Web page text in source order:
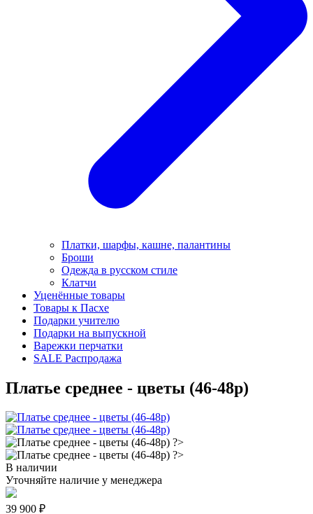
Платки, шарфы, кашне, палантины
Броши
Одежда в русском стиле
Клатчи
Уценённые товары
Товары к Пасхе
Подарки учителю
Подарки на выпускной
Варежки перчатки
SALE Распродажа
Платье среднее - цветы (46-48р)
В наличии
Уточняйте наличие у менеджера
39 900 ₽